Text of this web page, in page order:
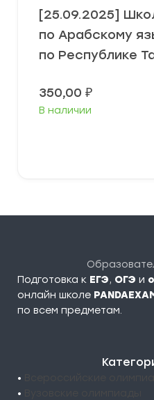
[25.09.2025]
по Арабскому
по Республике
350,00 ₽
В наличии
Подготовка к ЕГЭ, ОГЭ и
онлайн школе
по всем предметам.
•
•